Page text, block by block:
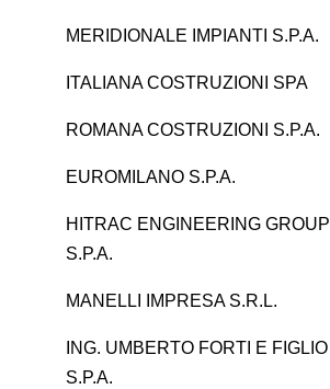
MERIDIONALE IMPIANTI S.P.A.
ITALIANA COSTRUZIONI SPA
ROMANA COSTRUZIONI S.P.A.
EUROMILANO S.P.A.
HITRAC ENGINEERING GROUP
S.P.A.
MANELLI IMPRESA S.R.L.
ING. UMBERTO FORTI E FIGLIO
S.P.A.